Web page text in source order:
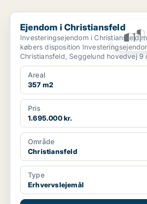
Ejendom i Christiansfeld
Ejendom i Christiansfeld
Investeringsejendom i Christiansfeld
købers disposition Investeringsejendom i
Christiansfeld, Seggelund hovedvej 9
investeri...
Areal
357 m2
Pris
1.695.000 kr.
Område
Christiansfeld
Type
Erhvervslejemål